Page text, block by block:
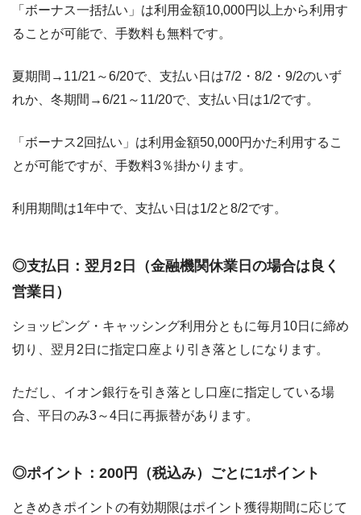
「ボーナス一括払い」は利用金額10,000円以上から利用す
ることが可能で、手数料も無料です。
夏期間→11/21～6/20で、支払い日は7/2・8/2・9/2のいず
れか、冬期間→6/21～11/20で、支払い日は1/2です。
「ボーナス2回払い」は利用金額50,000円かた利用するこ
とが可能ですが、手数料3％掛かります。
利用期間は1年中で、支払い日は1/2と8/2です。
◎支払日：翌月2日（金融機関休業日の場合は良く
営業日）
ショッピング・キャッシング利用分ともに毎月10日に締め
切り、翌月2日に指定口座より引き落としになります。
ただし、イオン銀行を引き落とし口座に指定している場
合、平日のみ3～4日に再振替があります。
◎ポイント：200円（税込み）ごとに1ポイント
ときめきポイントの有効期限はポイント獲得期間に応じて